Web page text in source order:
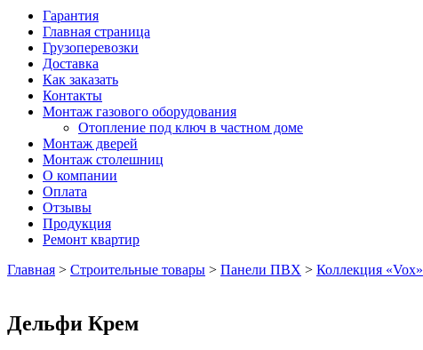
Гарантия
Главная страница
Грузоперевозки
Доставка
Как заказать
Контакты
Монтаж газового оборудования
Отопление под ключ в частном доме
Монтаж дверей
Монтаж столешниц
О компании
Оплата
Отзывы
Продукция
Ремонт квартир
Главная > Строительные товары > Панели ПВХ > Коллекция «Vox»
Дельфи Крем